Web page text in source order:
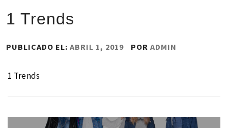
1 Trends
PUBLICADO EL: ABRIL 1, 2019 POR ADMIN
1 Trends
Navegación